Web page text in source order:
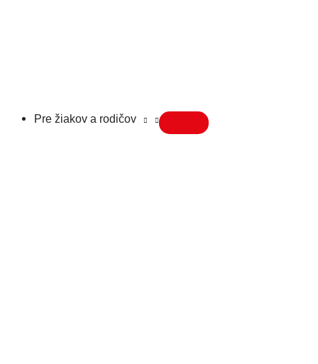
Pre žiakov a rodičov